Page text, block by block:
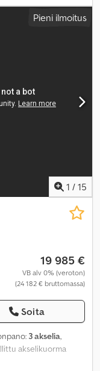
2 470 mm,
, renkaan koko:385/65,
Pieni ilmoitus
1 / 15
19 985 €
VB alv 0% (veroton)
(24 182 € bruttomassa)
Soita
3 akselia,
akselikuorma
3):